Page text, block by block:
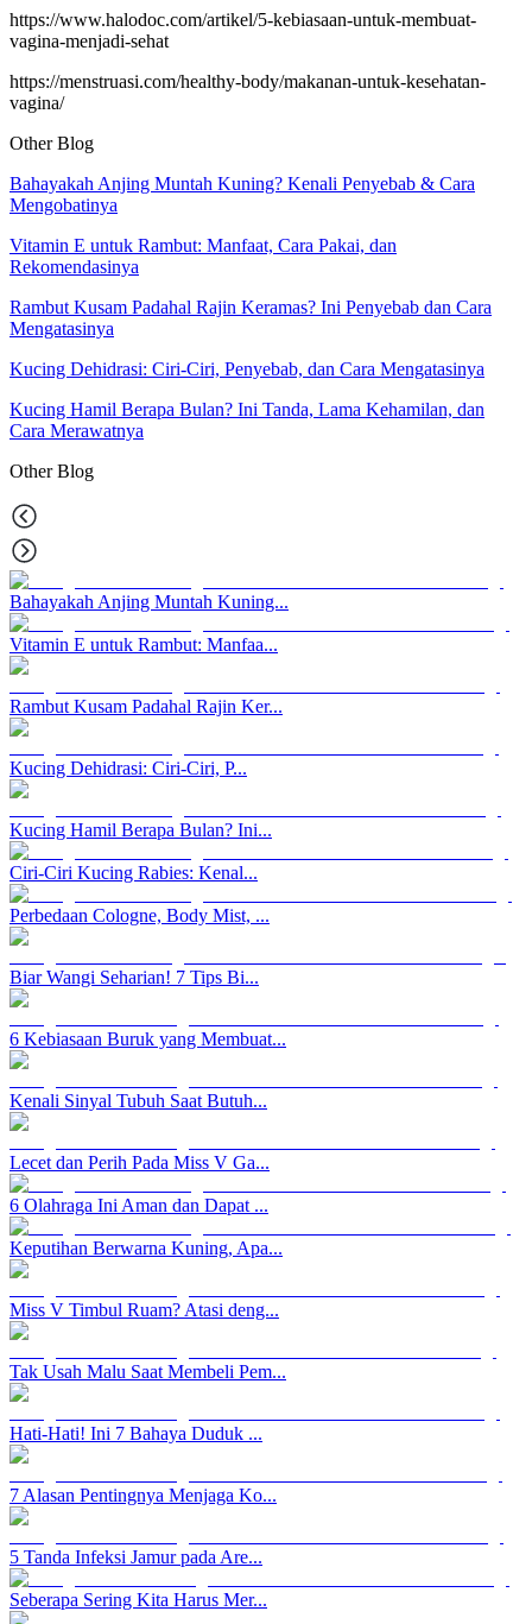
https://www.halodoc.com/artikel/5-kebiasaan-untuk-membuat-
vagina-menjadi-sehat
https://menstruasi.com/healthy-body/makanan-untuk-kesehatan-
vagina/
Other Blog
Bahayakah Anjing Muntah Kuning? Kenali Penyebab & Cara
Mengobatinya
Vitamin E untuk Rambut: Manfaat, Cara Pakai, dan
Rekomendasinya
Rambut Kusam Padahal Rajin Keramas? Ini Penyebab dan Cara
Mengatasinya
Kucing Dehidrasi: Ciri-Ciri, Penyebab, dan Cara Mengatasinya
Kucing Hamil Berapa Bulan? Ini Tanda, Lama Kehamilan, dan
Cara Merawatnya
OtherBlog
Bahayakah Anjing Muntah Kuning...
Vitamin E untuk Rambut: Manfaa...
Rambut Kusam Padahal Rajin Ker...
Kucing Dehidrasi: Ciri-Ciri, P...
Kucing Hamil Berapa Bulan? Ini...
Ciri-Ciri Kucing Rabies: Kenal...
Perbedaan Cologne, Body Mist, ...
Biar Wangi Seharian! 7 Tips Bi...
6 Kebiasaan Buruk yang Membuat...
Kenali Sinyal Tubuh Saat Butuh...
Lecet dan Perih Pada Miss V Ga...
6 Olahraga Ini Aman dan Dapat ...
Keputihan Berwarna Kuning, Apa...
Miss V Timbul Ruam? Atasi deng...
Tak Usah Malu Saat Membeli Pem...
Hati-Hati! Ini 7 Bahaya Duduk ...
7 Alasan Pentingnya Menjaga Ko...
5 Tanda Infeksi Jamur pada Are...
Seberapa Sering Kita Harus Mer...